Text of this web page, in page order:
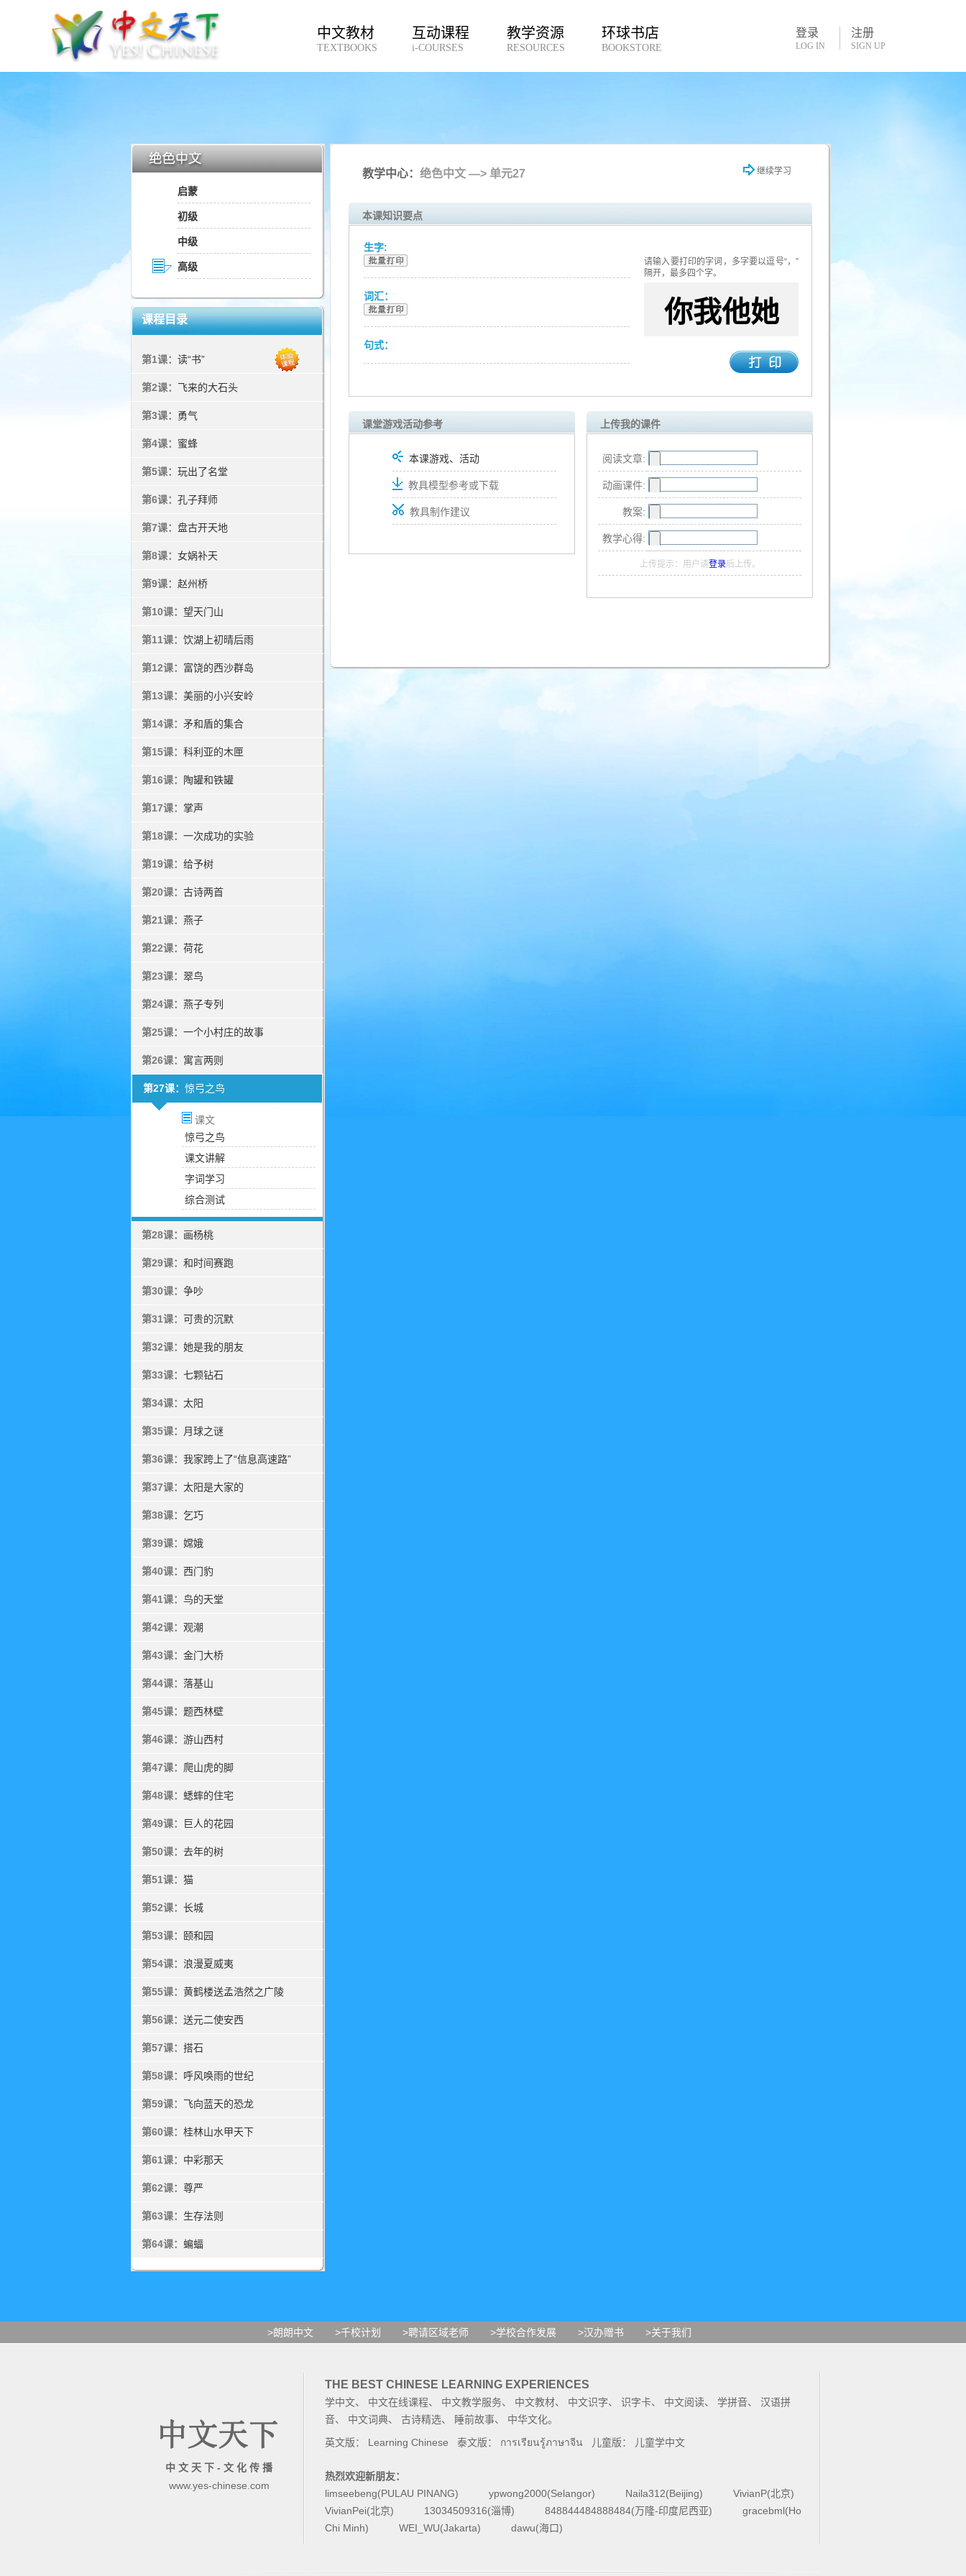
中文教材
TEXTBOOKS
互动课程
i-COURSES
教学资源
RESOURCES
环球书店
BOOKSTORE
登录
LOG IN
注册
SIGN UP
启蒙
初级
中级
高级
课程目录
第1课： 读“书”
第2课： 飞来的大石头
第3课： 勇气
第4课： 蜜蜂
第5课： 玩出了名堂
第6课： 孔子拜师
第7课： 盘古开天地
第8课： 女娲补天
第9课： 赵州桥
第10课： 望天门山
第11课： 饮湖上初晴后雨
第12课： 富饶的西沙群岛
第13课： 美丽的小兴安岭
第14课： 矛和盾的集合
第15课： 科利亚的木匣
第16课： 陶罐和铁罐
第17课： 掌声
第18课： 一次成功的实验
第19课： 给予树
第20课： 古诗两首
第21课： 燕子
第22课： 荷花
第23课： 翠鸟
第24课： 燕子专列
第25课： 一个小村庄的故事
第26课： 寓言两则
第27课： 惊弓之鸟
课文
惊弓之鸟
课文讲解
字词学习
综合测试
第28课： 画杨桃
第29课： 和时间赛跑
第30课： 争吵
第31课： 可贵的沉默
第32课： 她是我的朋友
第33课： 七颗钻石
第34课： 太阳
第35课： 月球之谜
第36课： 我家跨上了“信息高速路”
第37课： 太阳是大家的
第38课： 乞巧
第39课： 嫦娥
第40课： 西门豹
第41课： 鸟的天堂
第42课： 观潮
第43课： 金门大桥
第44课： 落基山
第45课： 题西林壁
第46课： 游山西村
第47课： 爬山虎的脚
第48课： 蟋蟀的住宅
第49课： 巨人的花园
第50课： 去年的树
第51课： 猫
第52课： 长城
第53课： 颐和园
第54课： 浪漫夏威夷
第55课： 黄鹤楼送孟浩然之广陵
第56课： 送元二使安西
第57课： 搭石
第58课： 呼风唤雨的世纪
第59课： 飞向蓝天的恐龙
第60课： 桂林山水甲天下
第61课： 中彩那天
第62课： 尊严
第63课： 生存法则
第64课： 蝙蝠
教学中心： 绝色中文 —> 单元27 继续学习
本课知识要点
生字:
词汇：
句式：
请输入要打印的字词，多字要以逗号“，”
隔开，最多四个字。
课堂游戏活动参考
本课游戏、活动
教具模型参考或下载
教具制作建议
上传我的课件
阅读文章:
动画课件:
教案:
教学心得:
上传提示：用户请登录后上传。
>朗朗中文 >千校计划 >聘请区域老师 >学校合作发展 >汉办赠书 >关于我们
中 文 天 下 - 文 化 传 播
www.yes-chinese.com
THE BEST CHINESE LEARNING EXPERIENCES
学中文、 中文在线课程、 中文教学服务、 中文教材、 中文识字、 识字卡、 中文阅读、 学拼音、 汉语拼
音、 中文词典、 古诗精选、 睡前故事、 中华文化。
英文版： Learning Chinese 泰文版： การเรียนรู้ภาษาจีน 儿童版： 儿童学中文
热烈欢迎新朋友：
limseebeng(PULAU PINANG)
ypwong2000(Selangor) Naila312(Beijing)
VivianP(北京)
VivianPei(北京)
13034509316(淄博) 848844484888484(万隆-印度尼西亚)
gracebml(Ho
Chi Minh)
WEI_WU(Jakarta) dawu(海口)